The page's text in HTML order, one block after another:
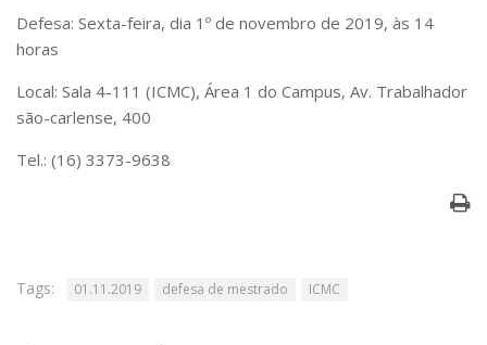
Artes, Cultura e Esportes
Serviços
Bibliotecas
Segurança, Trânsito e Prevenção
Aplicativos e Sites
Defesa: Sexta-feira, dia 1º de novembro de 2019, às 14
horas
Local: Sala 4-111 (ICMC), Área 1 do Campus, Av. Trabalhador
são-carlense, 400
Tel.: (16) 3373-9638
Tags: 01.11.2019 defesa de mestrado ICMC